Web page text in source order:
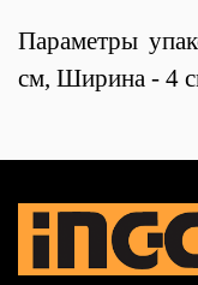
Параметры
см, Ширина - 4